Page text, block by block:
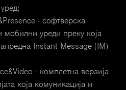
- софтверска
мобилни уреди преку која
Instant Message (IM)
- комплетна верзија
која комуникација и